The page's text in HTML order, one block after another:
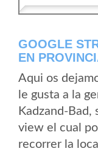
GOOGLE
EN
Aqui os
le gusta a la
Kadzand-
view el cual
recorrer la